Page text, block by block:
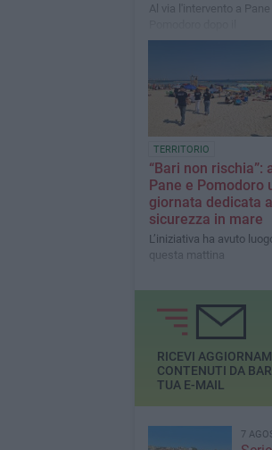
Al via l'intervento a Pane
sopralluogo degli
TERRITORIO
“Bari non rischia”:
Pane e Pomodoro
giornata dedicata
sicurezza in mare
L’iniziativa ha avuto
questa mattina
RICEVI
CONTENUTI DA
TUA E-MAIL
7